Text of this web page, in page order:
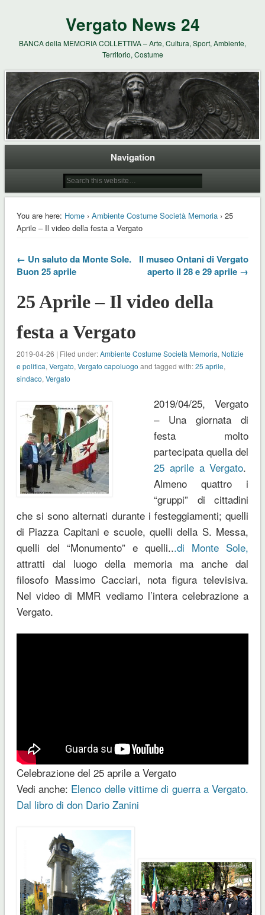
Vergato News 24
BANCA della MEMORIA COLLETTIVA – Arte, Cultura, Sport, Ambiente,
Territorio, Costume
Navigation
You are here: Home› Ambiente Costume Società Memoria› 25
Aprile – Il video della festa a Vergato
← Un saluto da Monte Sole.
Buon 25 aprile
Il museo Ontani di Vergato
aperto il 28 e 29 aprile →
25 Aprile – Il video della
festa a Vergato
2019-04-26 | Filed under:Ambiente Costume Società Memoria, Notizie
e politica, Vergato, Vergato capoluogo and tagged with:25 aprile,
sindaco, Vergato
2019/04/25, Vergato
– Una giornata di
festa molto
partecipata quella del
25 aprile a Vergato.
Almeno quattro i
“gruppi” di cittadini
che si sono alternati durante i festeggiamenti; quelli
di Piazza Capitani e scuole, quelli della S. Messa,
quelli del “Monumento” e quelli...di Monte Sole,
attratti dal luogo della memoria ma anche dal
filosofo Massimo Cacciari, nota figura televisiva.
Nel video di MMR vediamo l’intera celebrazione a
Vergato.
Celebrazione del 25 aprile a Vergato
Vedi anche: Elenco delle vittime di guerra a Vergato.
Dal libro di don Dario Zanini